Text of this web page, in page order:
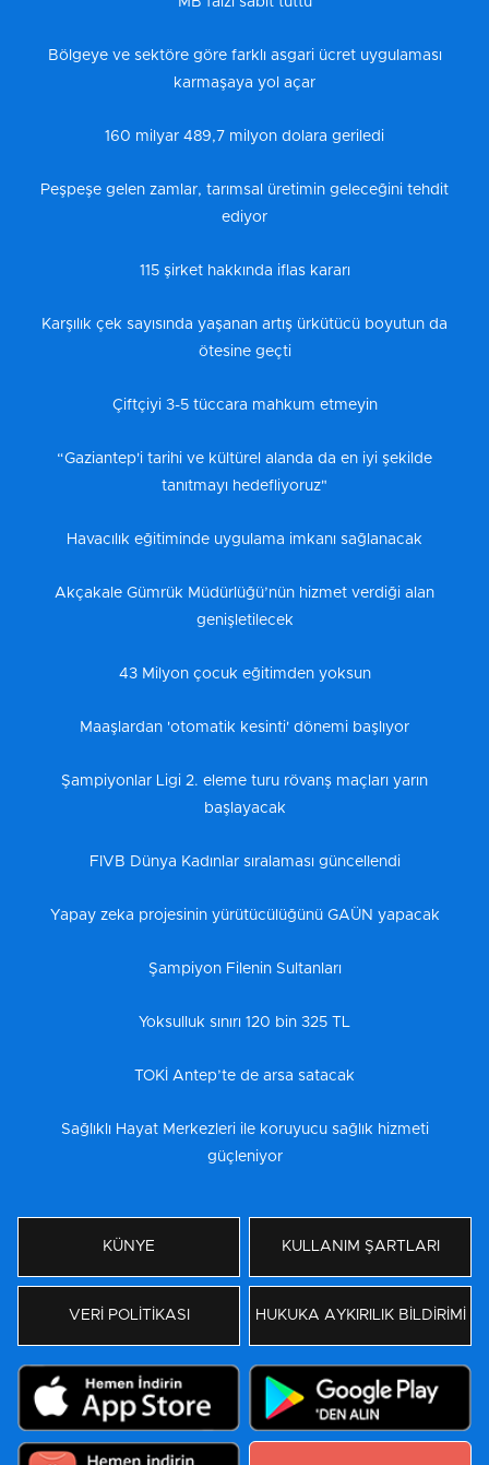
Bölgeye ve sektöre göre farklı asgari ücret uygulaması
karmaşaya yol açar
160 milyar 489,7 milyon dolara geriledi
Peşpeşe gelen zamlar, tarımsal üretimin geleceğini tehdit
ediyor
115 şirket hakkında iflas kararı
Karşılık çek sayısında yaşanan artış ürkütücü boyutun da
ötesine geçti
Çiftçiyi 3-5 tüccara mahkum etmeyin
“Gaziantep'i tarihi ve kültürel alanda da en iyi şekilde
tanıtmayı hedefliyoruz"
Havacılık eğitiminde uygulama imkanı sağlanacak
Akçakale Gümrük Müdürlüğü’nün hizmet verdiği alan
genişletilecek
43 Milyon çocuk eğitimden yoksun
Maaşlardan 'otomatik kesinti' dönemi başlıyor
Şampiyonlar Ligi 2. eleme turu rövanş maçları yarın
başlayacak
FIVB Dünya Kadınlar sıralaması güncellendi
Yapay zeka projesinin yürütücülüğünü GAÜN yapacak
Şampiyon Filenin Sultanları
Yoksulluk sınırı 120 bin 325 TL
TOKİ Antep’te de arsa satacak
Sağlıklı Hayat Merkezleri ile koruyucu sağlık hizmeti
güçleniyor
KÜNYE KULLANIM ŞARTLARI
VERİ POLİTİKASI HUKUKA AYKIRILIK BİLDİRİMİ